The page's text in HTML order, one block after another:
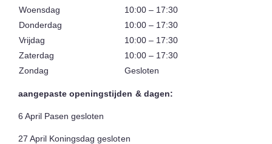
Woensdag
10:00 – 17:30
Donderdag
10:00 – 17:30
Vrijdag
10:00 – 17:30
Zaterdag
10:00 – 17:30
Zondag
Gesloten
aangepaste openingstijden & dagen:
6 April Pasen gesloten
27 April Koningsdag gesloten